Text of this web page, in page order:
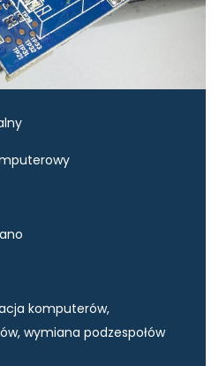
komputerów,
wymiana podzespołów